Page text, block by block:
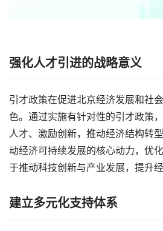
强化人才引进的战略意义
引才政策在促进北京经济发展和社
色。通过实施有针对性的引才政策
人才、激励创新，推动经济结构转
动经济可持续发展的核心动力，优
于推动科技创新与产业发展，提升经
建立多元化支持体系